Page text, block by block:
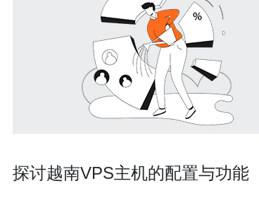
探讨越南VPS主机的配置与功能